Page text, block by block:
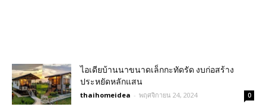
ไอเดียบ้านนาขนาดเล็กกะทัดรัด งบก่อสร้าง
ประหยัดหลักแสน
thaihomeidea - พฤศจิกายน 24, 2024 0